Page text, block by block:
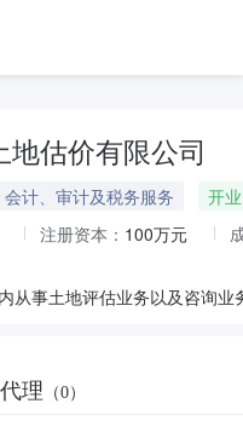
地估价有限公司
会计、审计及税务服务
开业
注册资本： 100万元
代理 （0）